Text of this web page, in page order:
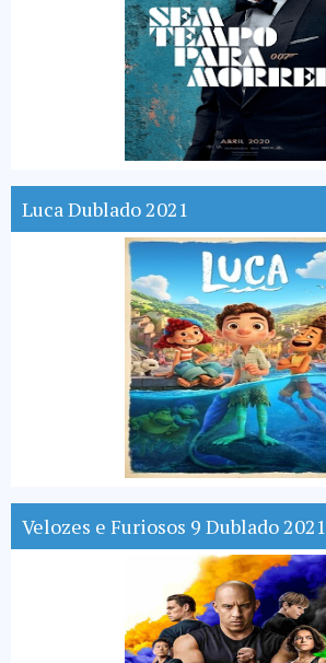
Luca Dublado 2021
Velozes e Furiosos 9 Dublado 2021